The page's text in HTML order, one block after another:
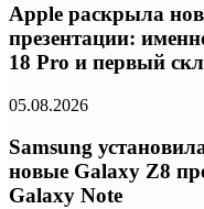
Apple раскрыла
презентации:
18 Pro и первый
05.08.2026
Samsung
новые Galaxy Z8
Galaxy Note